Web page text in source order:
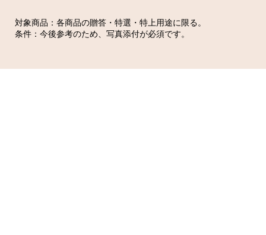
用途：出産祝い・新築祝い・お宮参りのお返し
対象商品：各商品の贈答・特選・特上用途に限る。
条件：今後参考のため、写真添付が必須です。